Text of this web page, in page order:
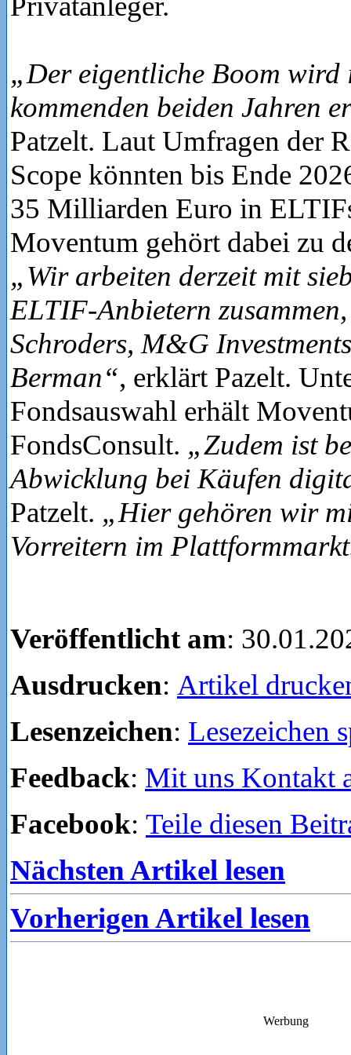
„Der eigentliche Boom wird
kommenden beiden Jahren
Patzelt. Laut Umfragen der
Scope könnten bis Ende
35 Milliarden Euro in
Moventum gehört dabei zu
„Wir arbeiten derzeit mit
ELTIF-Anbietern
Schroders, M&G
Berman“, erklärt Pazelt.
Fondsauswahl erhält
FondsConsult. „Zudem ist
Abwicklung bei Käufen
Patzelt. „Hier gehören wir
Vorreitern im
Veröffentlicht am:
Ausdrucken: Artikel
Lesenzeichen: Lesezeichen
Feedback: Mit uns Kontakt
Facebook: Teile diesen
Nächsten Artikel lesen
Vorherigen Artikel lesen
Werbung